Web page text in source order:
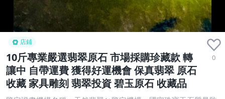
店鋪
10斤專業嚴選翡翠原石 市場採購珍藏款 轉
讓中 自帶運費 獲得好運機會 保真翡翠 原石
收藏 家具雕刻 翡翠投資 碧玉原石 收藏品
0